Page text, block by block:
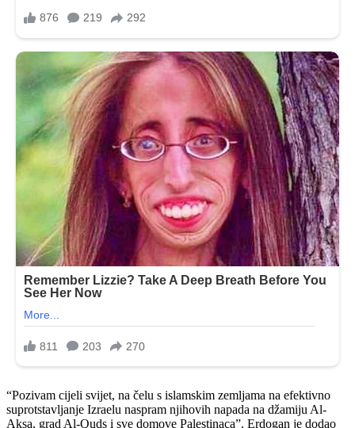
“Pozivam cijeli svijet, na čelu s islamskim zemljama na efektivno
suprotstavljanje Izraelu naspram njihovih napada na džamiju Al-
Aksa, grad Al-Quds i sve domove Palestinaca”. Erdogan je dodao